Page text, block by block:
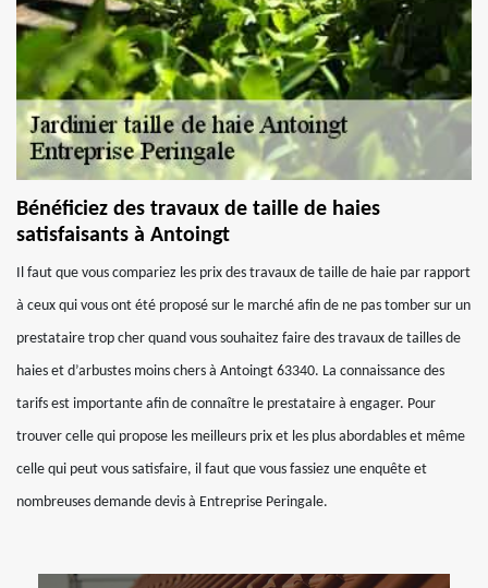
Bénéficiez des travaux de taille de haies
satisfaisants à Antoingt
Il faut que vous compariez les prix des travaux de taille de haie par rapport
à ceux qui vous ont été proposé sur le marché afin de ne pas tomber sur un
prestataire trop cher quand vous souhaitez faire des travaux de tailles de
haies et d’arbustes moins chers à Antoingt 63340. La connaissance des
tarifs est importante afin de connaître le prestataire à engager. Pour
trouver celle qui propose les meilleurs prix et les plus abordables et même
celle qui peut vous satisfaire, il faut que vous fassiez une enquête et
nombreuses demande devis à Entreprise Peringale.